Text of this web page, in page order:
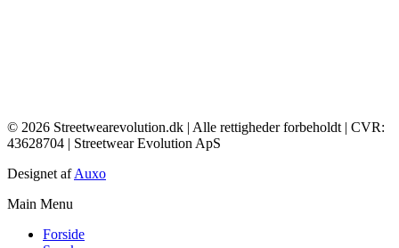
© 2026 Streetwearevolution.dk | Alle rettigheder forbeholdt | CVR:
43628704 | Streetwear Evolution ApS
Designet afAuxo
Main Menu
Forside